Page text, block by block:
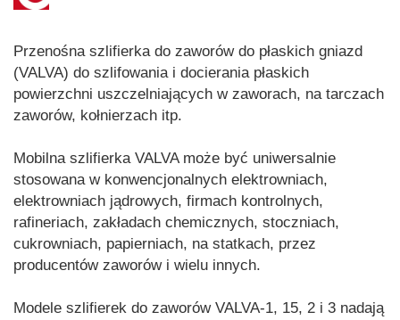
Przenośna szlifierka do zaworów do płaskich gniazd
(VALVA) do szlifowania i docierania płaskich
powierzchni uszczelniających w zaworach, na tarczach
zaworów, kołnierzach itp.
Mobilna szlifierka VALVA może być uniwersalnie
stosowana w konwencjonalnych elektrowniach,
elektrowniach jądrowych, firmach kontrolnych,
rafineriach, zakładach chemicznych, stoczniach,
cukrowniach, papierniach, na statkach, przez
producentów zaworów i wielu innych.
Modele szlifierek do zaworów VALVA-1, 15, 2 i 3 nadają